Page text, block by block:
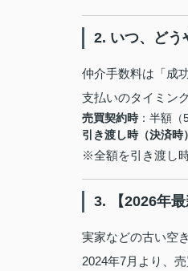
2. いつ、どう
仲介手数料は「成
支払いのタイミン
売買契約時：半額（
引き渡し時（決済時）
※全額を引き渡し
3. 【2026年
実家などの古い空
2024年7月より、